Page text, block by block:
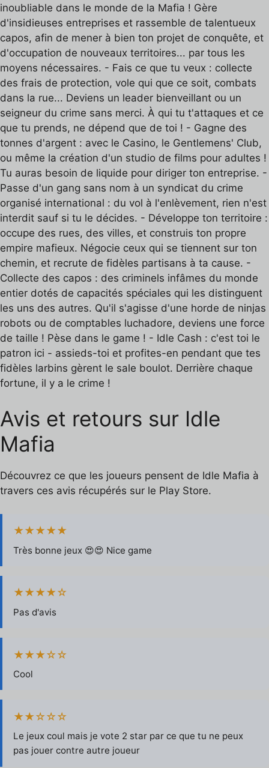
inoubliable dans le monde de la Mafia ! Gère
d'insidieuses entreprises et rassemble de talentueux
capos, afin de mener à bien ton projet de conquête, et
d'occupation de nouveaux territoires... par tous les
moyens nécessaires. - Fais ce que tu veux : collecte
des frais de protection, vole qui que ce soit, combats
dans la rue... Deviens un leader bienveillant ou un
seigneur du crime sans merci. À qui tu t'attaques et ce
que tu prends, ne dépend que de toi ! - Gagne des
tonnes d'argent : avec le Casino, le Gentlemens' Club,
ou même la création d'un studio de films pour adultes !
Tu auras besoin de liquide pour diriger ton entreprise. -
Passe d'un gang sans nom à un syndicat du crime
organisé international : du vol à l'enlèvement, rien n'est
interdit sauf si tu le décides. - Développe ton territoire :
occupe des rues, des villes, et construis ton propre
empire mafieux. Négocie ceux qui se tiennent sur ton
chemin, et recrute de fidèles partisans à ta cause. -
Collecte des capos : des criminels infâmes du monde
entier dotés de capacités spéciales qui les distinguent
les uns des autres. Qu'il s'agisse d'une horde de ninjas
robots ou de comptables luchadore, deviens une force
de taille ! Pèse dans le game ! - Idle Cash : c'est toi le
patron ici - assieds-toi et profites-en pendant que tes
fidèles larbins gèrent le sale boulot. Derrière chaque
fortune, il y a le crime !
Avis et retours sur Idle
Mafia
Découvrez ce que les joueurs pensent de Idle Mafia à
travers ces avis récupérés sur le Play Store.
★★★★★
Très bonne jeux 😍😍 Nice game
★★★★☆
Pas d'avis
★★★☆☆
Cool
★★☆☆☆
Le jeux coul mais je vote 2 star par ce que tu ne peux
pas jouer contre autre joueur